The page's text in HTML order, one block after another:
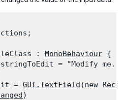
: MonoBehaviour {
= "Modify me.";
=
GUI.TextField (new Rect
)